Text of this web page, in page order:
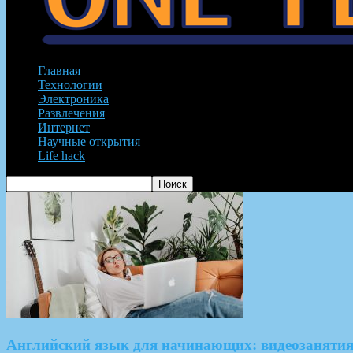
Главная
Технологии
Электроника
Развлечения
Интернет
Научные открытия
Life hack
Английский язык для начинающих: видеозанятия